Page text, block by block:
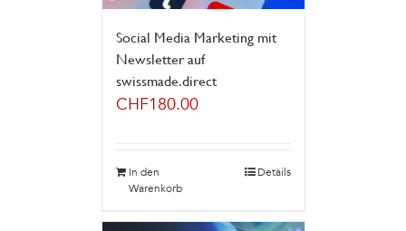
Social Media Marketing mit
Newsletter auf
swissmade.direct
CHF180.00
In den
Warenkorb
Details